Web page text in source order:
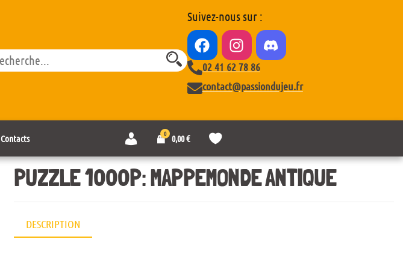
Suivez-nous sur :
02 41 62 78 86
contact@passiondujeu.fr
Contacts
n
c
o
m
0 0,00€
s
t
e
d
PUZZLE 1000P: MAPPEMONDE ANTIQUE
DESCRIPTION